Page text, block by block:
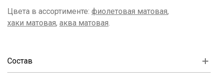
Цвета в ассортименте: фиолетовая матовая,
хаки матовая, аква матовая.
Состав